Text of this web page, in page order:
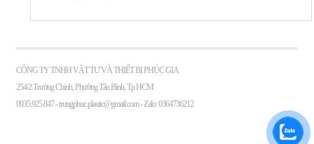
CÔNG TY TNHH VẬT TƯ VÀ THIẾT BỊ PHÚC GIA
254/2 Trường Chinh, Phường Tân Bình, Tp HCM
0935.925.847 -trungphuc.plastic@gmail.com- Zalo: 0364736212